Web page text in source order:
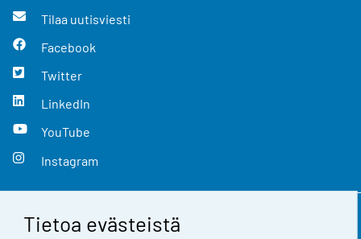
Tietoa evästeistä
Tilaa uutisviesti
Facebook
Twitter
LinkedIn
YouTube
Instagram
Yhteystiedot